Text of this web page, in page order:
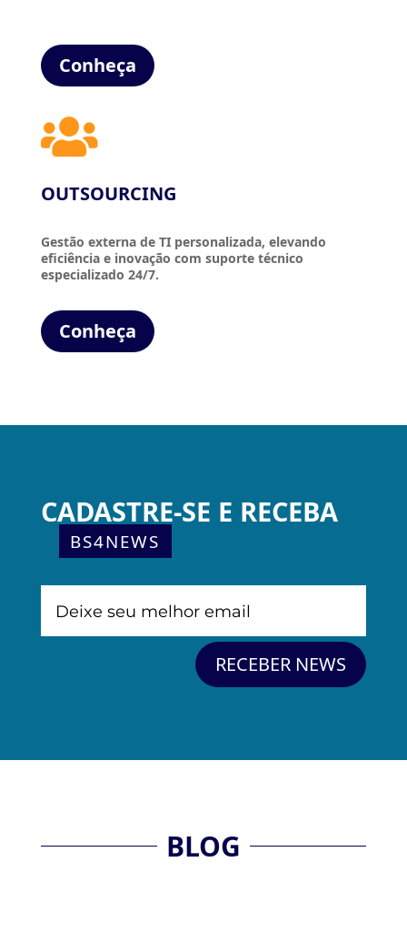
Conheça

OUTSOURCING
Gestão externa de TI personalizada, elevando
eficiência e inovação com suporte técnico
especializado 24/7.
Conheça
CADASTRE-SE E RECEBA
BS4NEWS
RECEBER NEWS
BLOG